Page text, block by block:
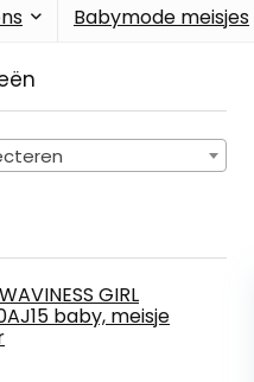
Babymode meisjes
GIRL
baby, meisje